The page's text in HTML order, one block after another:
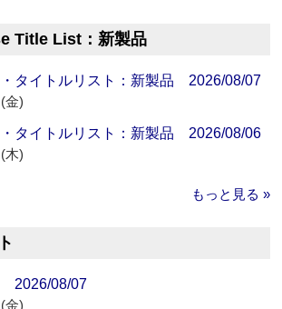
Title List：新製品
タイトルリスト：新製品 2026/08/07
金)
タイトルリスト：新製品 2026/08/06
木)
もっと見る »
2026/08/07
金)